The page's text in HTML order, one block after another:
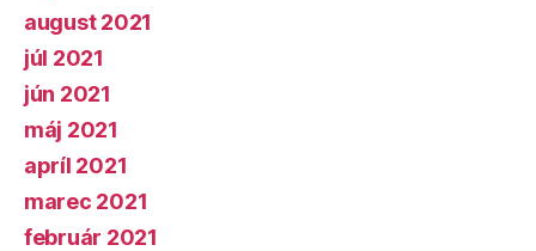
august 2021
júl 2021
jún 2021
máj 2021
apríl 2021
marec 2021
február 2021